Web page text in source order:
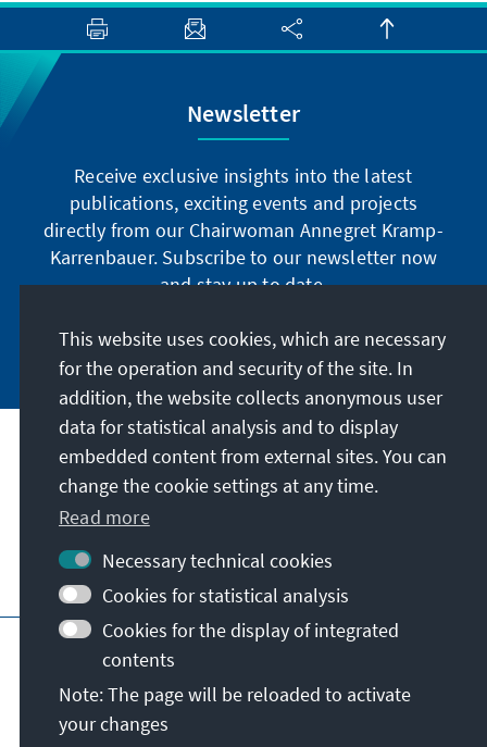
Newsletter
Receive exclusive insights into the latest
publications, exciting events and projects
directly from our Chairwoman Annegret Kramp-
Karrenbauer. Subscribe to our newsletter now
and stay up to date.
Subscribe now
Our mission
Contact
Further offers of the foundation
Imprint Data protection
Terms of use
Declaration on accessibility
Report an accessibility issue
Sitemap
© Konrad-Adenauer-Stiftung e.V. 2026
This website uses cookies, which are necessary
for the operation and security of the site. In
addition, the website collects anonymous user
data for statistical analysis and to display
embedded content from external sites. You can
change the cookie settings at any time.
Read more
Necessary technical cookies
Cookies for statistical analysis
Cookies for the display of integrated
contents
Note: The page will be reloaded to activate
your changes